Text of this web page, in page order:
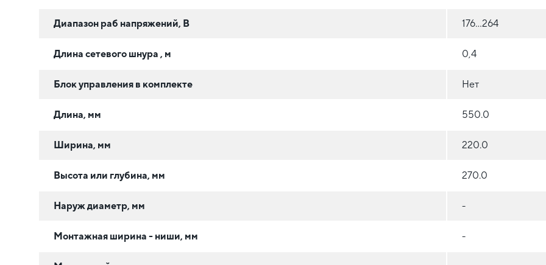
Диапазон раб напряжений, В 176...264
Длина сетевого шнура , м 0,4
Блок управления в комплекте Нет
Длина, мм 550.0
Ширина, мм 220.0
Высота или глубина, мм 270.0
Наруж диаметр, мм -
Монтажная ширина - ниши, мм -